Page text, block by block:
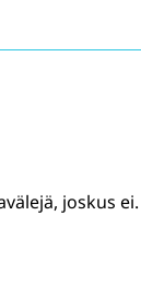
joskus